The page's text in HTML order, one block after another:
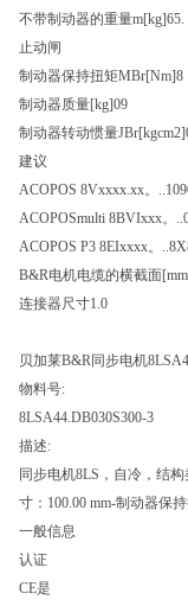
不带制动器的重量m[kg]65.
止动闸
制动器保持扭矩MBr[Nm]8
制动器质量[kg]09
制动器转动惯量
建议
ACOPOS 8Vxxxx.xx。..
ACOPOSmulti 8BVIxxx。..
ACOPOS P3 8EIxxxx。
B&R电机电缆的横截面
连接器尺寸1.0
贝加莱B&R同步电机
物料号:
8LSA44.DB030S300-3
描述:
同步电机8LS，自冷，结
寸：100.00 mm-制动器保
一般信息
认证
CE是